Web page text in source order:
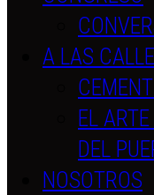
A LAS
EL
DEL
NOSOTROS